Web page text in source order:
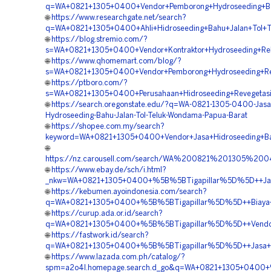
🌐 https://www.researchgate.net/search?
🌐 https://blog.stremio.com/?
🌐 https://www.qhomemart.com/blog/?
🌐 https://ptboro.com/?
🌐 https://search.oregonstate.edu/?q=WA-0821-1305-0400-
Hydroseeding-Bahu-Jalan-Tol-Teluk-Wondama-Papua-Barat
🌐 https://shopee.com.my/search?
🌐
https://nz.carousell.com/search/
🌐 https://www.ebay.de/sch/i.html?
🌐 https://kebumen.ayoindonesia.com/search?
🌐 https://curup.ada.or.id/search?
🌐 https://fastwork.id/search?
🌐 https://www.lazada.com.ph/catalog/?